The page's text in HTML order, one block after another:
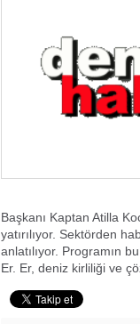
Başkanı Kaptan Atilla
yatırılıyor. Sektörden
anlatılıyor. Programın
Er. Er, deniz kirliliği ve